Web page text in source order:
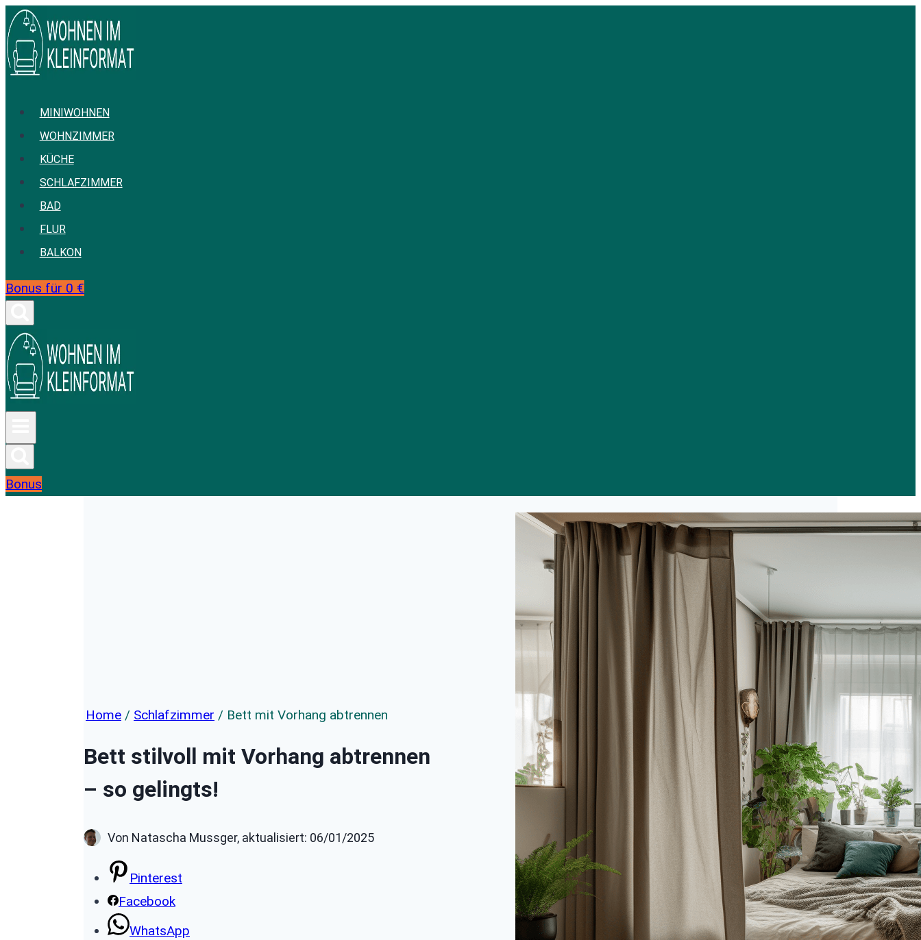
Zum
Inhalt
springen
MINIWOHNEN
WOHNZIMMER
KÜCHE
SCHLAFZIMMER
BAD
FLUR
BALKON
Bonus für 0 €
Bonus
Home / Schlafzimmer / Bett mit Vorhang abtrennen
Bett stilvoll mit Vorhang abtrennen
– so gelingts!
Von Natascha Mussger, aktualisiert: 06/01/2025
Pinterest
Facebook
WhatsApp